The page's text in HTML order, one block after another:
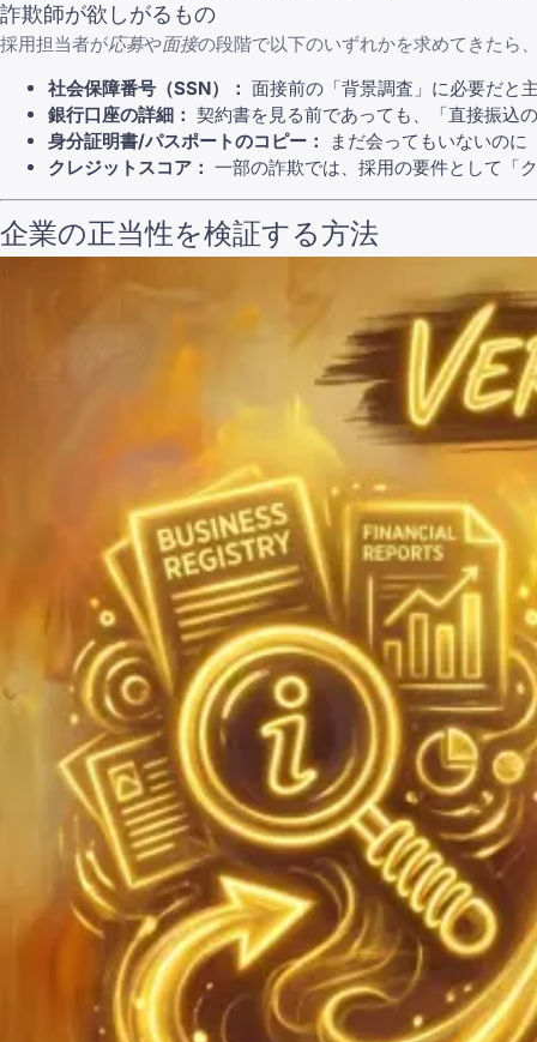
詐欺師が欲しがるもの
採用担当者が応募や面接の段階で以下のいずれかを求めてきたら
社会保障番号（SSN）： 面接前の「背景調査」に必要だと
銀行口座の詳細： 契約書を見る前であっても、「直接振込
身分証明書/パスポートのコピー：
まだ会ってもいないの
クレジットスコア： 一部の詐欺では、採用の要件として「
企業の正当性を検証する方法